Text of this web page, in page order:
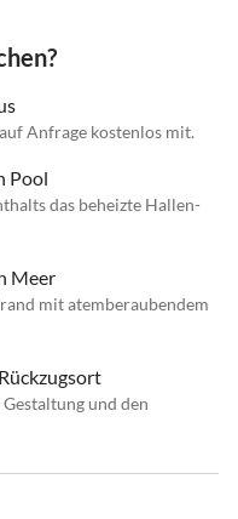
Anfrage kostenlos mit.
Pool
das beheizte Hallen-
Meer
mit atemberaubendem
und den